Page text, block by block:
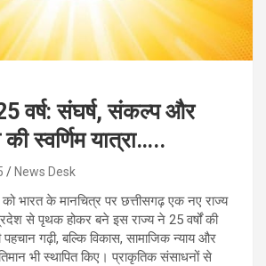
वर्ष: संघर्ष, संकल्प और
स्वर्णिम यात्रा…..
News Desk
भारत के मानचित्र पर छत्तीसगढ़ एक नए राज्य
से पृथक होकर बने इस राज्य ने 25 वर्षों की
गढ़ी, बल्कि विकास, सामाजिक न्याय और
भी स्थापित किए। प्राकृतिक संसाधनों से